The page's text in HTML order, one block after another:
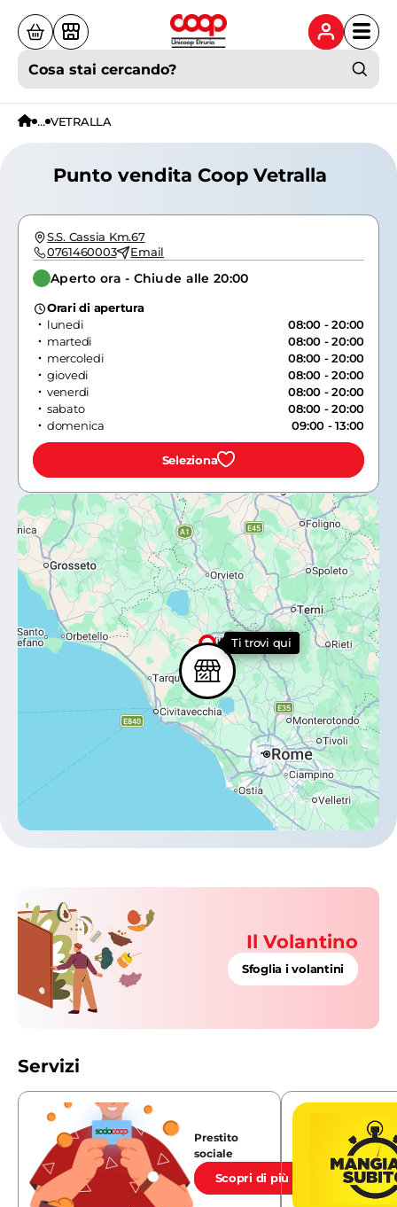
Cosa stai cercando?
... VETRALLA
Punto vendita Coop Vetralla
Ti trovi qui
S.S. Cassia Km.67
0761460003
Email
Aperto ora - Chiude alle 20:00
Orari di apertura
lunedi
08:00 - 20:00
martedi
08:00 - 20:00
mercoledi
08:00 - 20:00
giovedi
08:00 - 20:00
venerdi
08:00 - 20:00
sabato
08:00 - 20:00
domenica
09:00 - 13:00
Seleziona
Il Volantino
Sfoglia i volantini
Servizi
Prestito
sociale
Scopri di più